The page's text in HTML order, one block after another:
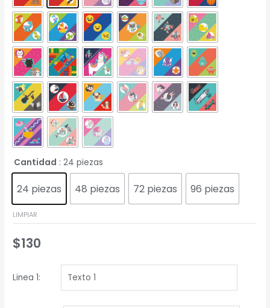
Cantidad : 24 piezas
24 piezas 48 piezas 72 piezas 96 piezas
LIMPIAR
$130
Linea 1: